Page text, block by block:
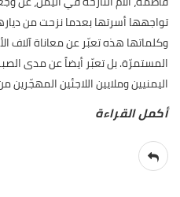
تواجهها أسرتها بعدما نزحت من
وكلماتها هذه تعبّر عن معاناة آلاف
المستمرّة. بل تعبّر أيضاً عن مدى
اليمنيين وملايين اللاجئين